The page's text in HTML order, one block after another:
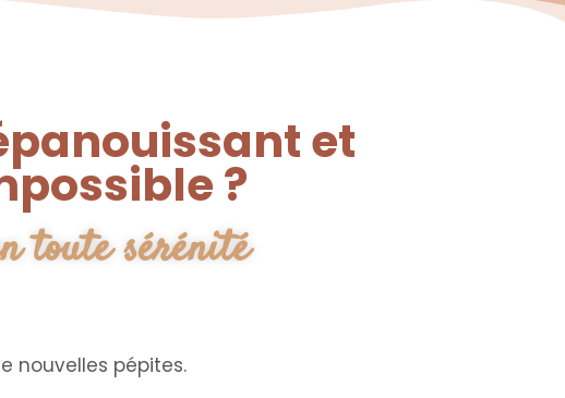
et
?
toute sérénité
nouvelles pépites.